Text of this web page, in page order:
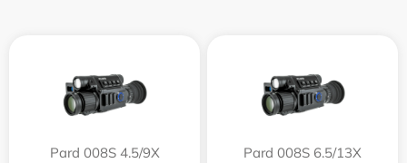
Pard 008S 4.5/9X Pard 008S 6.5/13X